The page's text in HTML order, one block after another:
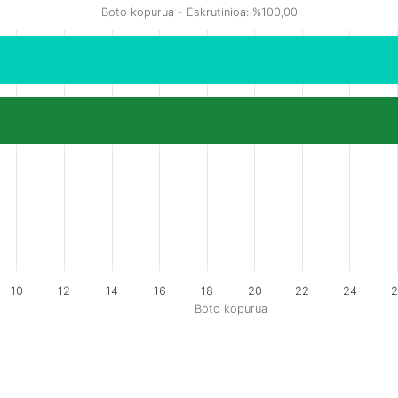
Boto kopurua
Boto kopurua - Eskrutinioa: %100,00
10 12 14 16 18 20 22 24